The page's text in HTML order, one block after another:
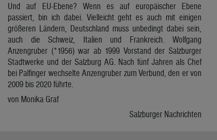
Und auf EU-Ebene? Wenn es auf europäischer Ebene
passiert, bin ich dabei. Vielleicht geht es auch mit einigen
größeren Ländern, Deutschland muss unbedingt dabei sein,
auch die Schweiz, Italien und Frankreich. Wolfgang
Anzengruber (*1956) war ab 1999 Vorstand der Salzburger
Stadtwerke und der Salzburg AG. Nach fünf Jahren als Chef
bei Palfinger wechselte Anzengruber zum Verbund, den er von
2009 bis 2020 führte.
von Monika Graf
Salzburger Nachrichten